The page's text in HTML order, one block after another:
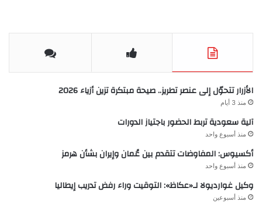
الأزرار تتحوّل إلى عنصر تطريز.. صيحة مبتكرة تزين أزياء 2026
منذ 3 أيام
آلية سعودية تربط الحضور باجتياز الدورات
منذ أسبوع واحد
أكسيوس: المفاوضات تتقدم بين عُمان وإيران بشأن هرمز
منذ أسبوع واحد
وكيل غوارديولا لـ«عكاظ»: التوقيت وراء رفض تدريب إيطاليا
منذ أسبوعين